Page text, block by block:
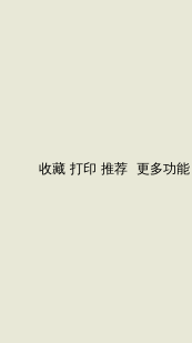
收藏 打印 推荐 更多功能